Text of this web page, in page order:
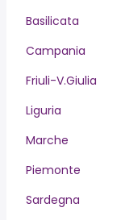
Basilicata
Campania
Friuli-V.Giulia
Liguria
Marche
Piemonte
Sardegna